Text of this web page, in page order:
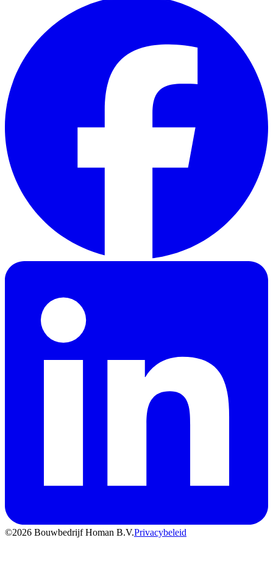
©2026 Bouwbedrijf Homan B.V.Privacybeleid